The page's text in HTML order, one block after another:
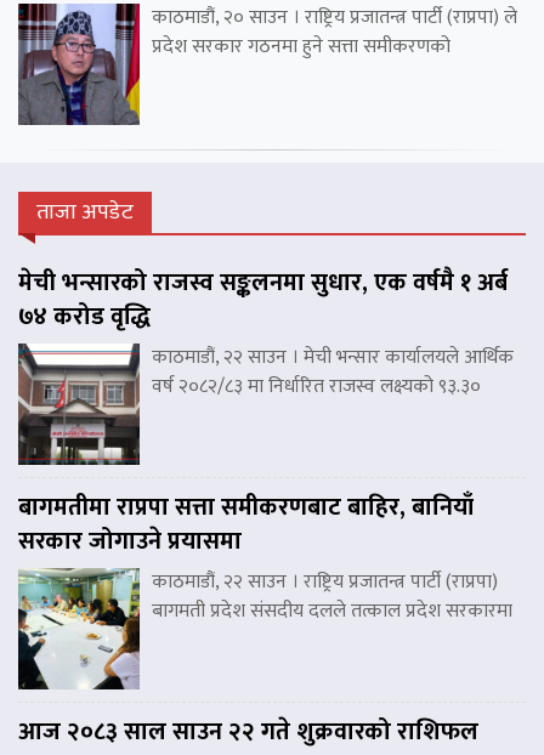
काठमाडौं, २० साउन । राष्ट्रिय प्रजातन्त्र पार्टी (राप्रपा) ले
प्रदेश सरकार गठनमा हुने सत्ता समीकरणको
ताजा अपडेट
मेची भन्सारको राजस्व सङ्कलनमा सुधार, एक वर्षमै १ अर्ब
७४ करोड वृद्धि
काठमाडौं, २२ साउन । मेची भन्सार कार्यालयले आर्थिक
वर्ष २०८२/८३ मा निर्धारित राजस्व लक्ष्यको ९३.३०
बागमतीमा राप्रपा सत्ता समीकरणबाट बाहिर, बानियाँ
सरकार जोगाउने प्रयासमा
काठमाडौं, २२ साउन । राष्ट्रिय प्रजातन्त्र पार्टी (राप्रपा)
बागमती प्रदेश संसदीय दलले तत्काल प्रदेश सरकारमा
आज २०८३ साल साउन २२ गते शुक्रवारको राशिफल